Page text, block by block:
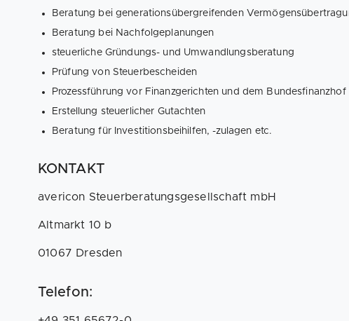
Beratung bei generationsübergreifenden
Beratung bei Nachfolgeplanungen
steuerliche Gründungs- und Umwandlungsberatung
Prüfung von Steuerbescheiden
Prozessführung vor Finanzgerichten und dem Bundesfinanzhof
Erstellung steuerlicher Gutachten
Beratung für Investitionsbeihilfen, -zulagen etc.
KONTAKT
avericon Steuerberatungsgesellschaft mbH
Altmarkt 10 b
01067 Dresden
Telefon: